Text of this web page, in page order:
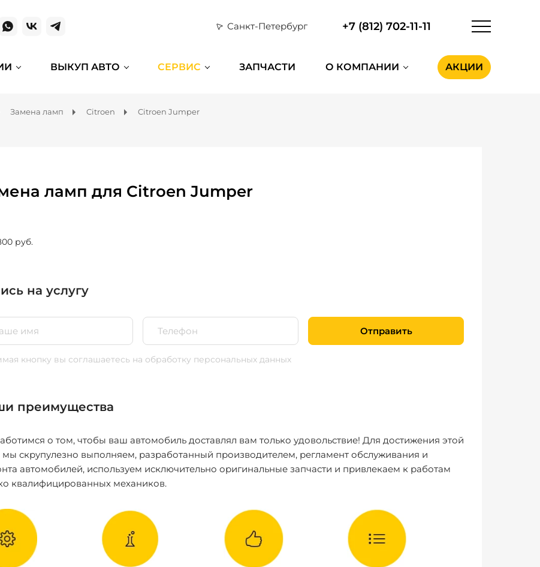
Санкт-Петербург +7 (812) 702-11-11
ВЫКУП АВТО СЕРВИС ЗАПЧАСТИ О КОМПАНИИ АКЦИИ
Замена ламп Citroen Citroen Jumper
ламп для Citroen Jumper
руб.
на услугу
Отправить
кнопку вы соглашаетесь на обработку персональных данных
преимущества
о том, чтобы ваш автомобиль доставлял вам только удовольствие! Для достижения этой
мы скрупулезно выполняем, разработанный производителем, регламент обслуживания и
автомобилей, используем исключительно оригинальные запчасти и привлекаем к работам
квалифицированных механиков.